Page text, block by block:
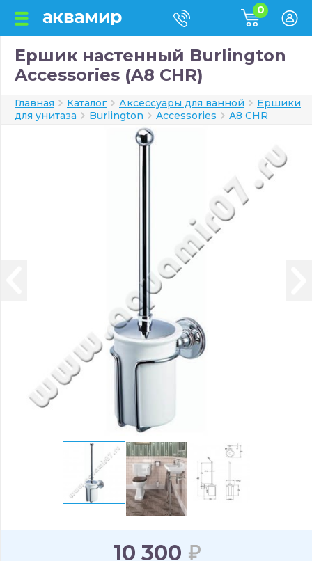
0
Ершик настенный Burlington
Accessories (A8 CHR)
Главная Каталог Аксессуары для ванной
Ершики
для унитаза
Burlington Accessories A8 CHR
10 300